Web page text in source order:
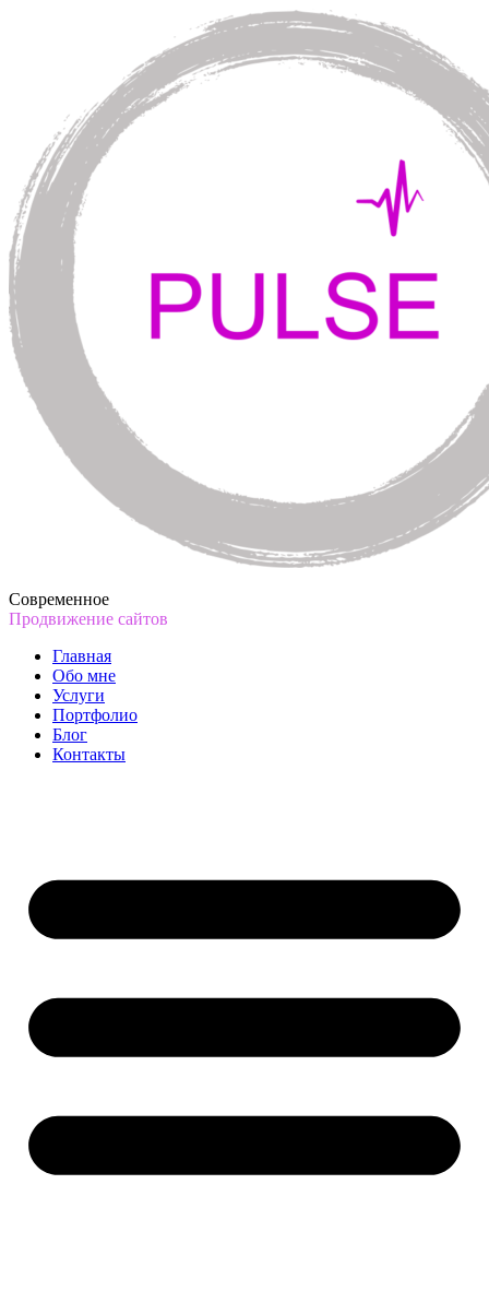
Современное
Продвижение сайтов
Главная
Обо мне
Услуги
Портфолио
Блог
Контакты